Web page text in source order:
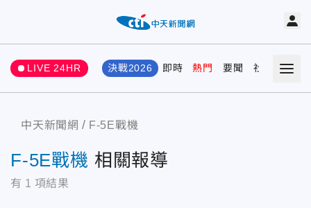
LIVE 24HR 決戰2026 即時 熱門 要聞 社會 娛樂
中天新聞網 F-5E戰機
F-5E戰機 相關報導
有 1 項結果